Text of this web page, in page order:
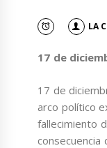
LA
17 de
17 de
arco político
fallecimiento
consecuencia